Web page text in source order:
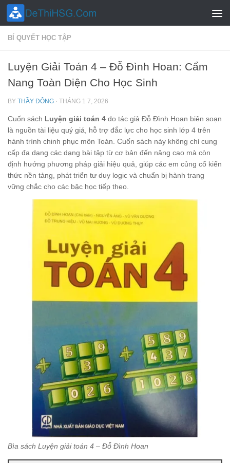
Skip to content
BÍ QUYẾT HỌC TẬP
Luyện Giải Toán 4 – Đỗ Đình Hoan: Cẩm
Nang Toàn Diện Cho Học Sinh
BY THẦY ĐÔNG · THÁNG 1 7, 2026
Cuốn sách Luyện giải toán 4 do tác giả Đỗ Đình Hoan biên soạn
là nguồn tài liệu quý giá, hỗ trợ đắc lực cho học sinh lớp 4 trên
hành trình chinh phục môn Toán. Cuốn sách này không chỉ cung
cấp đa dạng các dạng bài tập từ cơ bản đến nâng cao mà còn
định hướng phương pháp giải hiệu quả, giúp các em củng cố kiến
thức nền tảng, phát triển tư duy logic và chuẩn bị hành trang
vững chắc cho các bậc học tiếp theo.
Bìa sách Luyện giải toán 4 – Đỗ Đình Hoan